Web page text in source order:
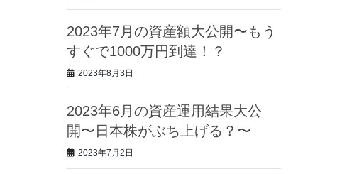
2023年7月の資産額大公開〜もう
すぐで1000万円到達！？
2023年8月3日
2023年6月の資産運用結果大公
開〜日本株がぶち上げる？〜
2023年7月2日